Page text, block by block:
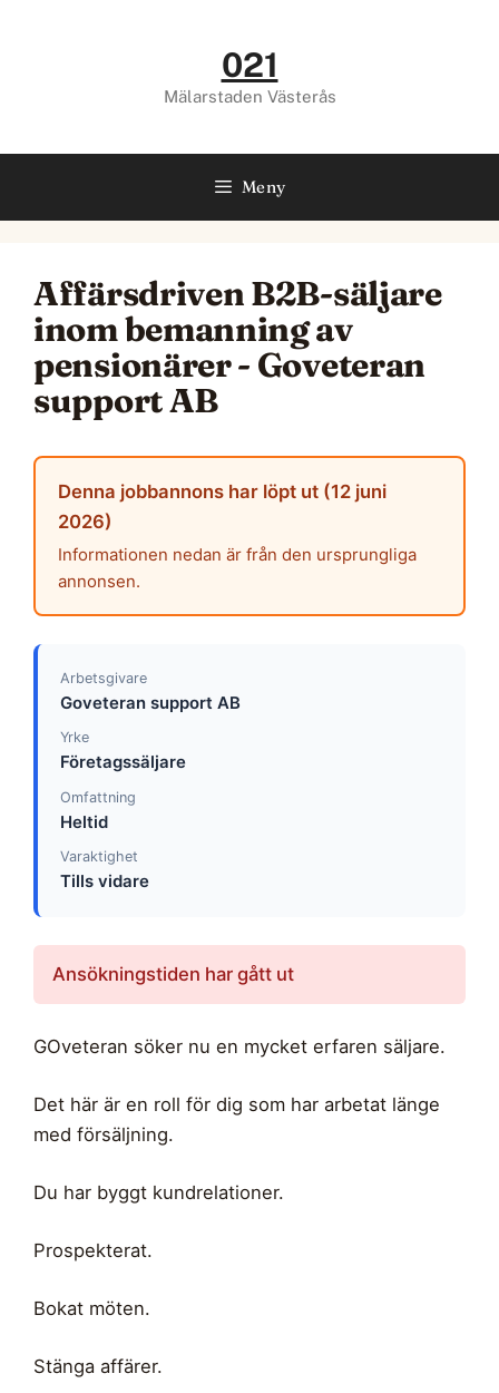
021
Mälarstaden Västerås
Meny
Affärsdriven B2B-säljare
inom bemanning av
pensionärer - Goveteran
support AB
Denna jobbannons har löpt ut (12 juni
2026)
Informationen nedan är från den ursprungliga
annonsen.
Arbetsgivare
Goveteran support AB
Yrke
Företagssäljare
Omfattning
Heltid
Varaktighet
Tills vidare
Ansökningstiden har gått ut
GOveteran söker nu en mycket erfaren säljare.
Det här är en roll för dig som har arbetat länge
med försäljning.
Du har byggt kundrelationer.
Prospekterat.
Bokat möten.
Stänga affärer.